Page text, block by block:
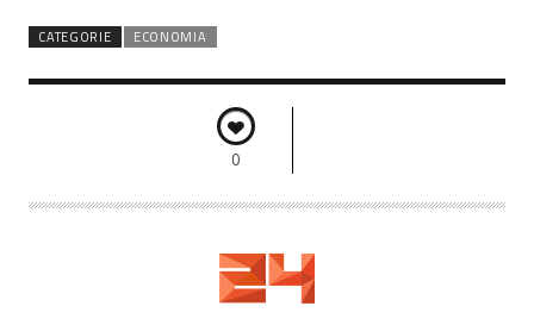
CATEGORIE ECONOMIA
0